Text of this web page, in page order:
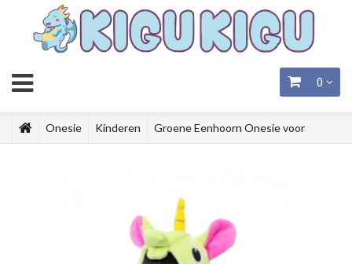
0
Onesie Kinderen Groene Eenhoorn Onesie voor